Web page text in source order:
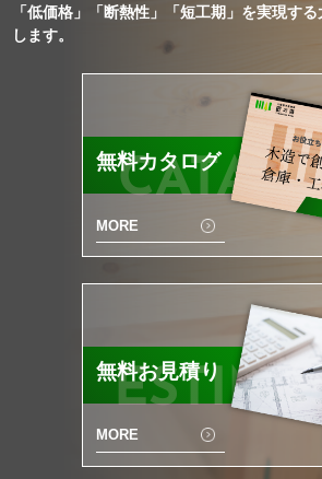
「低価格」「断熱性」「短工期」を実現す
します。
無料カタログ
MORE
無料お見積り
MORE